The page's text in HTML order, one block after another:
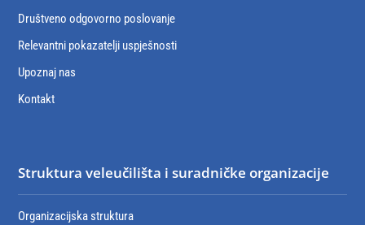
Društveno odgovorno poslovanje
Relevantni pokazatelji uspješnosti
Upoznaj nas
Kontakt
Struktura veleučilišta i suradničke organizacije
Organizacijska struktura